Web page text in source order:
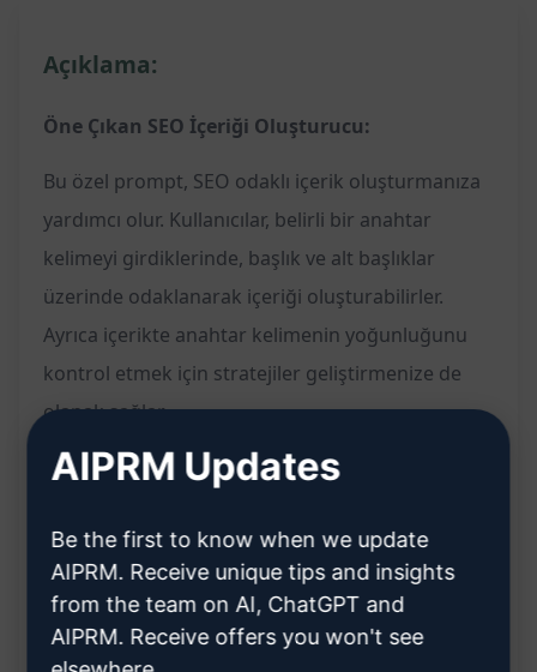
Açıklama:
Öne Çıkan SEO İçeriği Oluşturucu:
Bu özel prompt, SEO odaklı içerik oluşturmanıza
yardımcı olur. Kullanıcılar, belirli bir anahtar
kelimeyi girdiklerinde, başlık ve alt başlıklar
üzerinde odaklanarak içeriği oluşturabilirler.
Ayrıca içerikte anahtar kelimenin yoğunluğunu
kontrol etmek için stratejiler geliştirmenize de
olanak sağlar.
Özellikler:
Belirli anahtar kelimeye göre başlık ve alt
başlıkları belirleme
İçerikte anahtar kelime yoğunluğunu kontrol
AIPRM Updates
Be the first to know when we update
AIPRM. Receive unique tips and insights
from the team on AI, ChatGPT and
AIPRM. Receive offers you won't see